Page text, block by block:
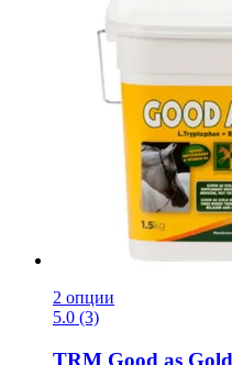
2 опции
5.0 (3)
TRM Good as